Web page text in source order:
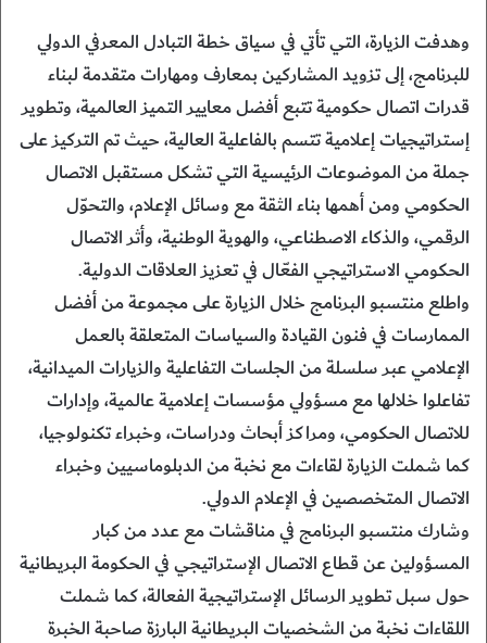
وهدفت الزيارة، التي تأتي في سياق خطة التبادل المعرفي الدولي
للبرنامج، إلى تزويد المشاركين بمعارف ومهارات متقدمة لبناء
قدرات اتصال حكومية تتبع أفضل معايير التميز العالمية، وتطوير
إستراتيجيات إعلامية تتسم بالفاعلية العالية، حيث تم التركيز على
جملة من الموضوعات الرئيسية التي تشكل مستقبل الاتصال
الحكومي ومن أهمها بناء الثقة مع وسائل الإعلام، والتحوّل
الرقمي، والذكاء الاصطناعي، والهوية الوطنية، وأثر الاتصال
الحكومي الاستراتيجي الفعّال في تعزيز العلاقات الدولية.
واطلع منتسبو البرنامج خلال الزيارة على مجموعة من أفضل
الممارسات في فنون القيادة والسياسات المتعلقة بالعمل
الإعلامي عبر سلسلة من الجلسات التفاعلية والزيارات الميدانية،
تفاعلوا خلالها مع مسؤولي مؤسسات إعلامية عالمية، وإدارات
للاتصال الحكومي، ومراكز أبحاث ودراسات، وخبراء تكنولوجيا،
كما شملت الزيارة لقاءات مع نخبة من الدبلوماسيين وخبراء
الاتصال المتخصصين في الإعلام الدولي.
وشارك منتسبو البرنامج في مناقشات مع عدد من كبار
المسؤولين عن قطاع الاتصال الإستراتيجي في الحكومة البريطانية
حول سبل تطوير الرسائل الإستراتيجية الفعالة، كما شملت
اللقاءات نخبة من الشخصيات البريطانية البارزة صاحبة الخبرة